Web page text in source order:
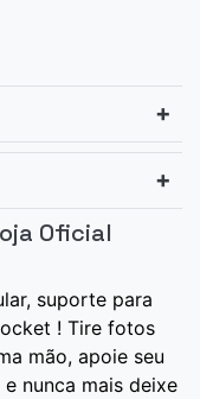
Oficial
suporte para
! Tire fotos
mão, apoie seu
nunca mais deixe